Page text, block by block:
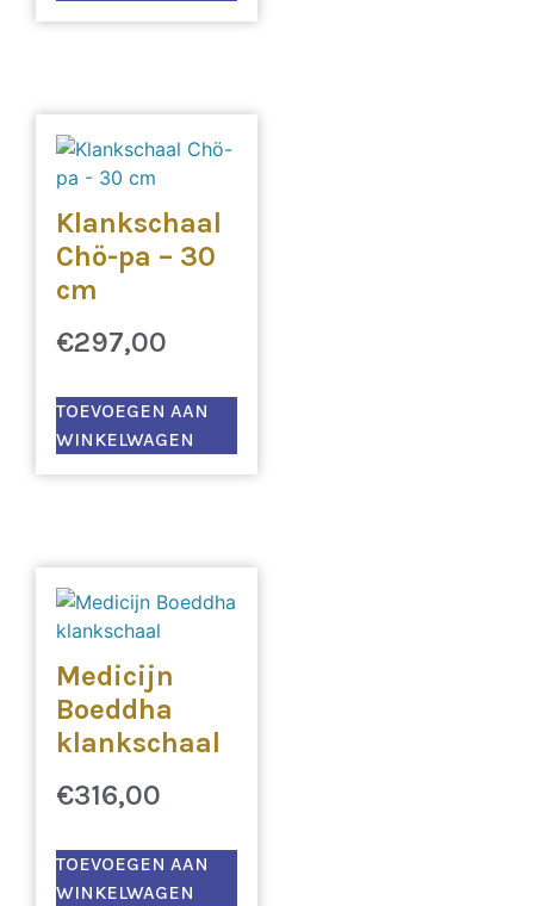
Klankschaal
Chö-pa – 30
cm
€297,00
TOEVOEGEN AAN
WINKELWAGEN
Medicijn
Boeddha
klankschaal
€316,00
TOEVOEGEN AAN
WINKELWAGEN